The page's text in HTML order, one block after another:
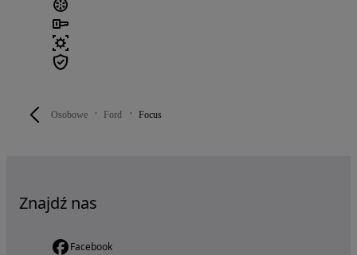
Osobowe Ford Focus
Znajdź nas
Facebook